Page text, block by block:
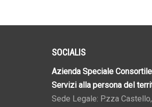
SOCIALIS
Azienda Speciale Consortile
Servizi alla persona del
Sede Legale: P.zza